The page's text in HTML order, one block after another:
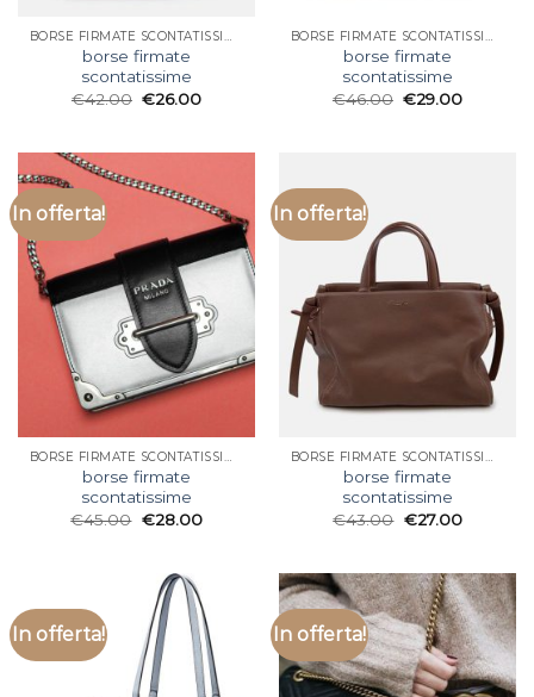
borse firmate
scontatissime
€42.00 €26.00
borse firmate
scontatissime
€46.00 €29.00
In offerta!
BORSE FIRMATE SCONTATISSIME
borse firmate
scontatissime
€45.00 €28.00
In offerta!
BORSE FIRMATE SCONTATISSIME
borse firmate
scontatissime
€43.00 €27.00
In offerta! In offerta!